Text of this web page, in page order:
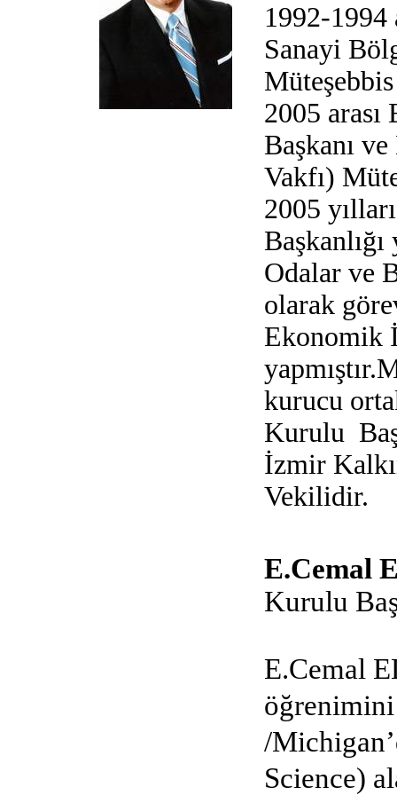
1992-
Sanayi
2005
Başkanı
Vakfı)
2005
Odalar ve
olarak
Ekonomik
kurucu
Kurulu
İzmir
Vekilidir.
E.Cemal
Kurulu
E.Cemal
/
Science)